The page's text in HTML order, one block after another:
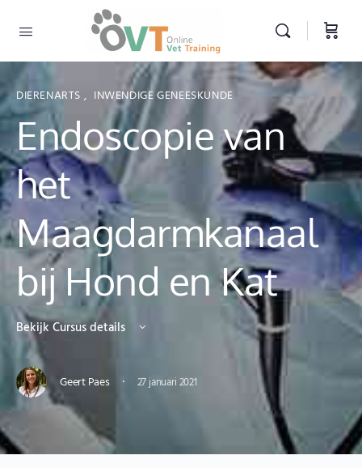
DIERENARTS , INWENDIGE GENEESKUNDE
Endoscopie van
het
Maagdarmkanaal
bij Hond en Kat
Bekijk Cursus details
Geert Paes · 27 januari 2021